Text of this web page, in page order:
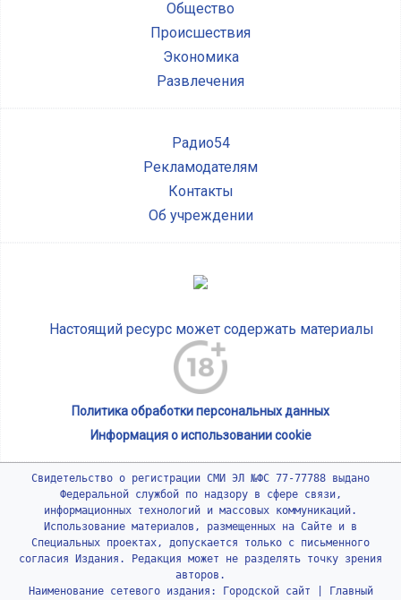
Общество
Происшествия
Экономика
Развлечения
Радио54
Рекламодателям
Контакты
Об учреждении
Настоящий ресурс может содержать материалы
Политика обработки персональных данных
Информация о использовании cookie
Свидетельство о регистрации СМИ ЭЛ №ФС 77-77788 выдано
Федеральной службой по надзору в сфере связи,
информационных технологий и массовых коммуникаций.
Использование материалов, размещенных на Сайте и в
Специальных проектах, допускается только с письменного
согласия Издания. Редакция может не разделять точку зрения
авторов.
Наименование сетевого издания: Городской сайт | Главный